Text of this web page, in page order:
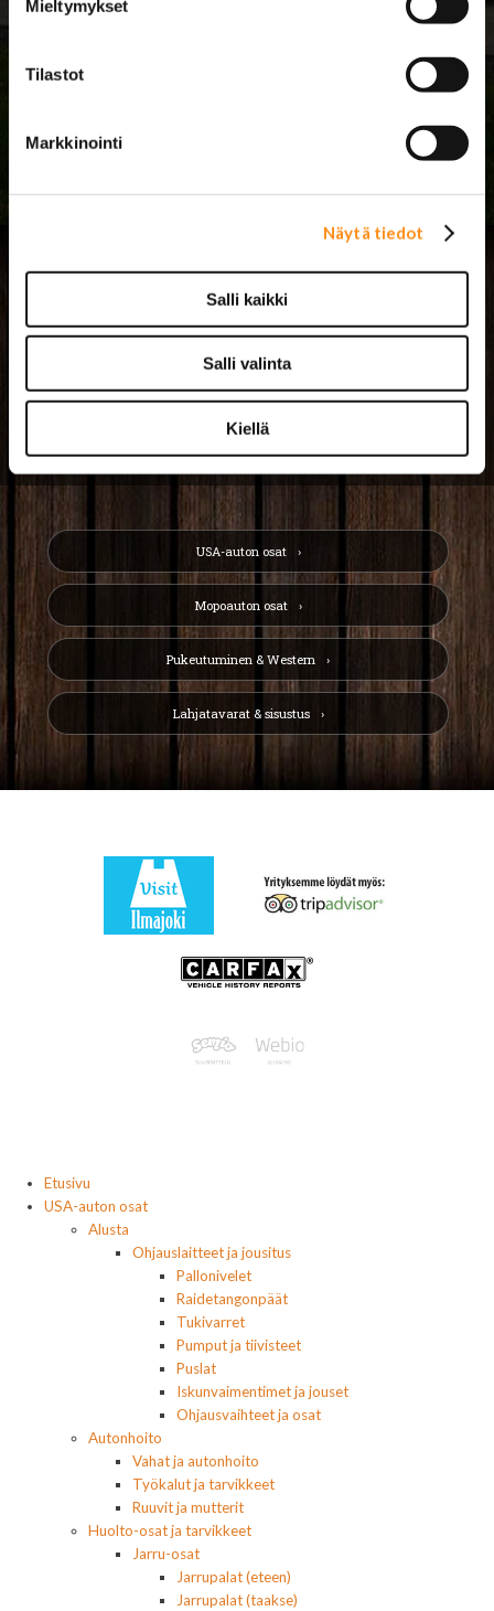
Mieltymykset
Tilastot
Markkinointi
Näytä tiedot
Salli kaikki
Salli valinta
Kiellä
Kesän 2026
la 1.8. 9-16
› Asiakastuki
› Toimitusehdot ja maksutavat
USA-auton osat
Mopoauton osat
Pukeutuminen & Western
Lahjatavarat & sisustus
Etusivu
USA-auton osat
Alusta
Ohjauslaitteet ja jousitus
Pallonivelet
Raidetangonpäät
Tukivarret
Pumput ja tiivisteet
Puslat
Iskunvaimentimet ja jouset
Ohjausvaihteet ja osat
Autonhoito
Vahat ja autonhoito
Työkalut ja tarvikkeet
Ruuvit ja mutterit
Huolto-osat ja tarvikkeet
Jarru-osat
Jarrupalat (eteen)
Jarrupalat (taakse)